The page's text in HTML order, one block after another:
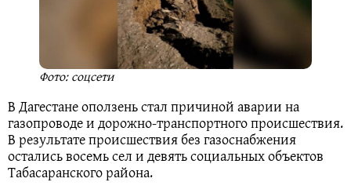
Фото: соцсети
В Дагестане оползень стал причиной аварии на
газопроводе и дорожно-транспортного происшествия.
В результате происшествия без газоснабжения
остались восемь сел и девять социальных объектов
Табасаранского района.